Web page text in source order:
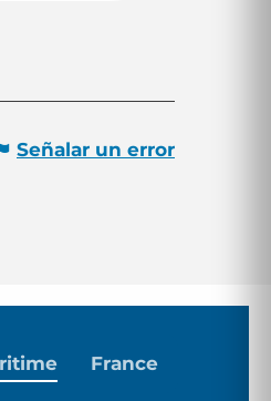
Señalar un error
France